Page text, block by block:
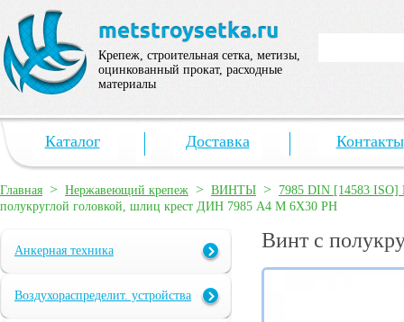
Крепеж, строительная сетка, метизы,
оцинкованный прокат, расходные
материалы
Каталог Доставка Контакты
Главная > Нержавеющий крепеж > ВИНТЫ > 7985 DIN [14583 ISO]
полукруглой головкой, шлиц крест ДИН 7985 А4 M 6X30 PH
Анкерная техника
Воздухораспределит. устройства
Винт с